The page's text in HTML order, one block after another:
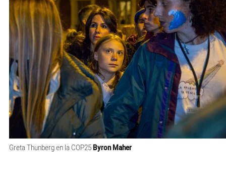
Greta Thunberg en la COP25 Byron Maher